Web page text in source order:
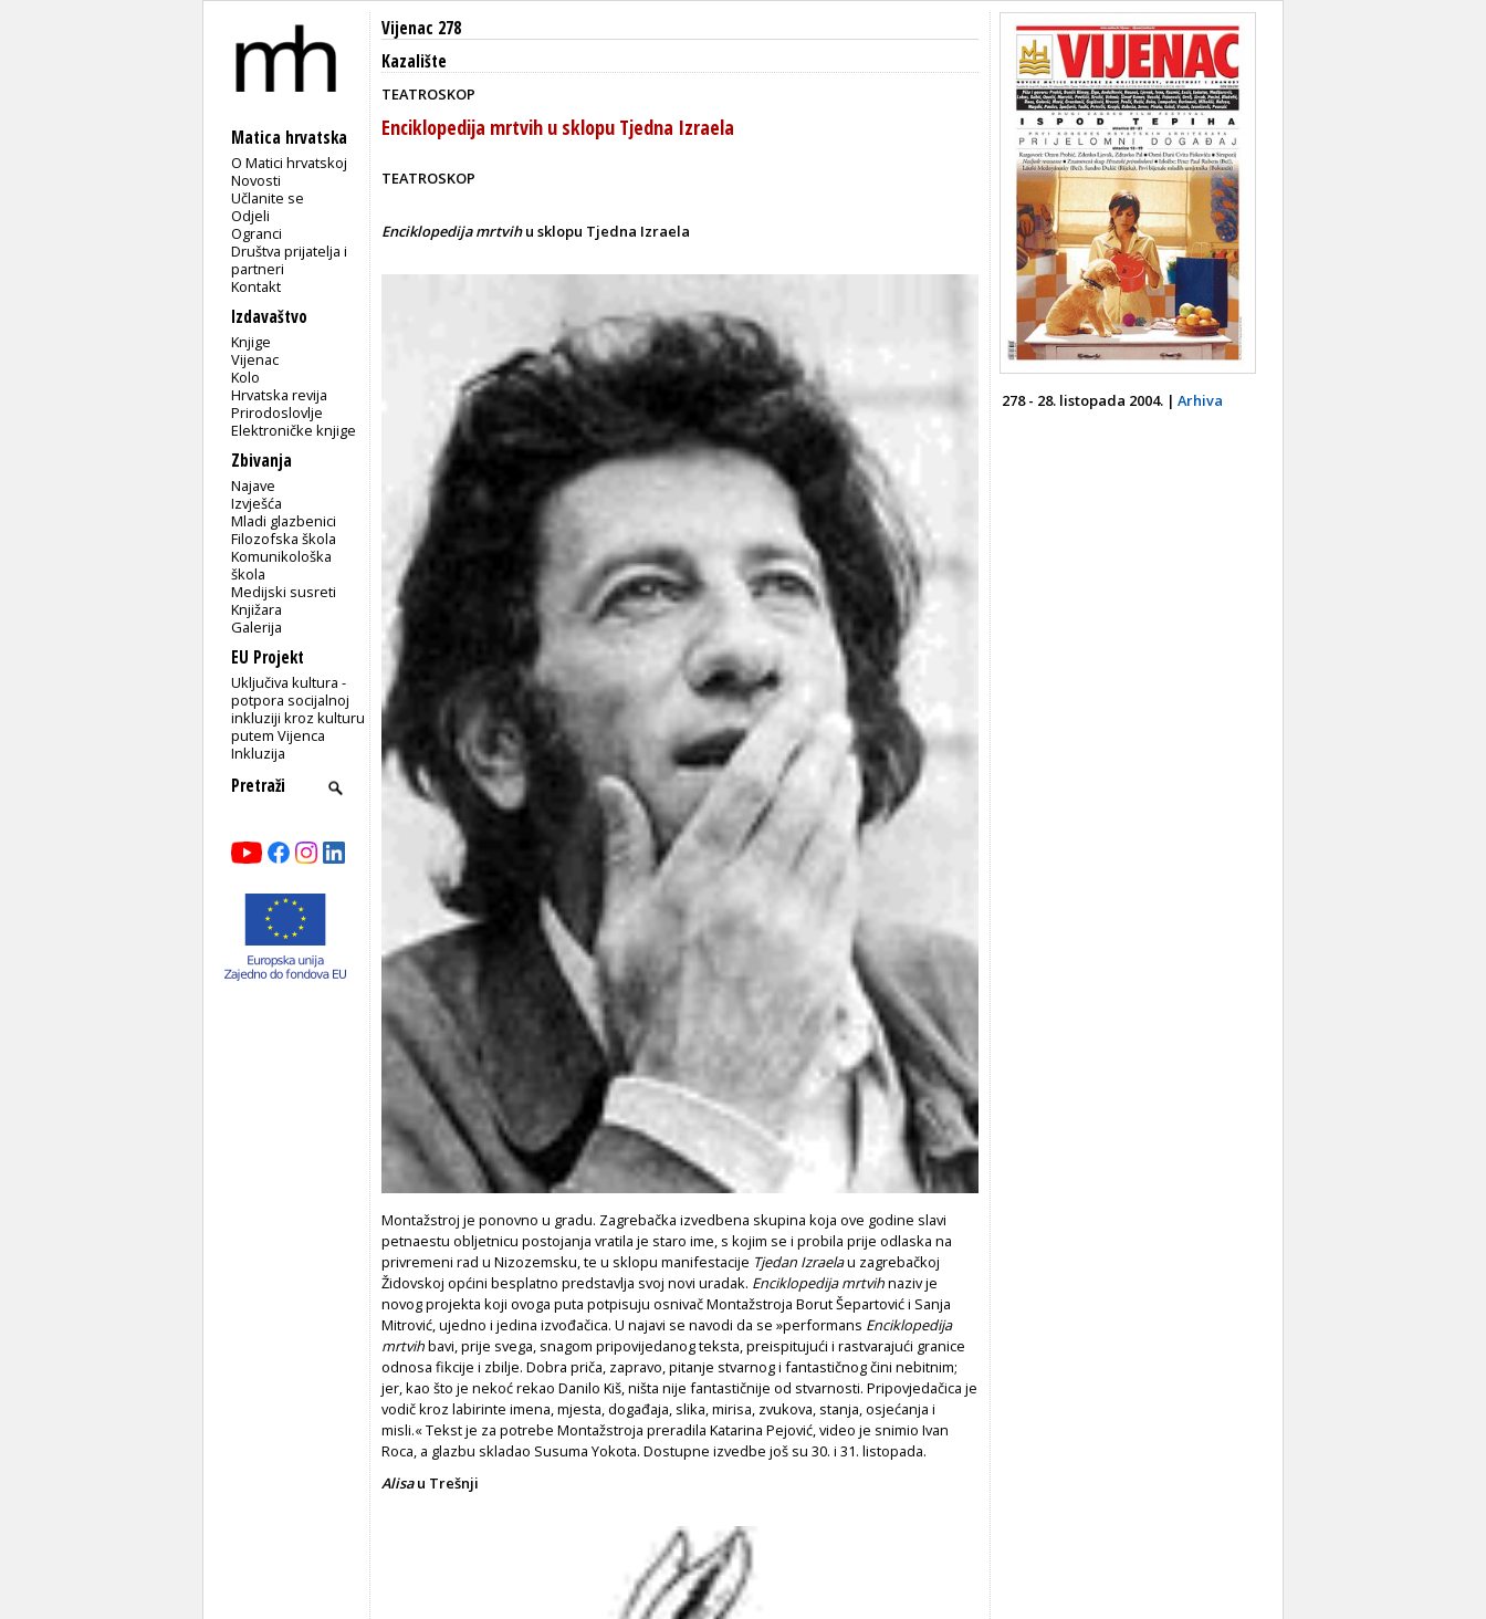
Matica hrvatska
O Matici hrvatskoj
Novosti
Učlanite se
Odjeli
Ogranci
Društva prijatelja i
partneri
Kontakt
Izdavaštvo
Knjige
Vijenac
Kolo
Hrvatska revija
Prirodoslovlje
Elektroničke knjige
Zbivanja
Najave
Izvješća
Mladi glazbenici
Filozofska škola
Komunikološka
škola
Medijski susreti
Knjižara
Galerija
EU Projekt
Uključiva kultura -
potpora socijalnoj
inkluziji kroz kulturu
putem Vijenca
Inkluzija
Vijenac 278
Kazalište
TEATROSKOP
Enciklopedija mrtvih u sklopu Tjedna Izraela
TEATROSKOP
Enciklopedija mrtvihu sklopu Tjedna Izraela
Montažstroj je ponovno u gradu. Zagrebačka izvedbena skupina koja ove godine slavi
petnaestu obljetnicu postojanja vratila je staro ime, s kojim se i probila prije odlaska na
privremeni rad u Nizozemsku, te u sklopu manifestacije Tjedan Izraelau zagrebačkoj
Židovskoj općini besplatno predstavlja svoj novi uradak. Enciklopedija mrtvihnaziv je
novog projekta koji ovoga puta potpisuju osnivač Montažstroja Borut Šepartović i Sanja
Mitrović, ujedno i jedina izvođačica. U najavi se navodi da se »performans Enciklopedija
mrtvihbavi, prije svega, snagom pripovijedanog teksta, preispitujući i rastvarajući granice
odnosa fikcije i zbilje. Dobra priča, zapravo, pitanje stvarnog i fantastičnog čini nebitnim;
jer, kao što je nekoć rekao Danilo Kiš, ništa nije fantastičnije od stvarnosti. Pripovjedačica je
vodič kroz labirinte imena, mjesta, događaja, slika, mirisa, zvukova, stanja, osjećanja i
misli.« Tekst je za potrebe Montažstroja preradila Katarina Pejović, video je snimio Ivan
Roca, a glazbu skladao Susuma Yokota. Dostupne izvedbe još su 30. i 31. listopada.
Alisau Trešnji
278 - 28. listopada 2004. | Arhiva